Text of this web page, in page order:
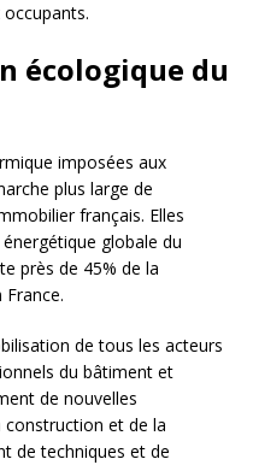
écologique du
imposées aux
plus large de
français. Elles
globale du
près de 45% de la
de tous les acteurs
du bâtiment et
de nouvelles
et de la
de techniques et de